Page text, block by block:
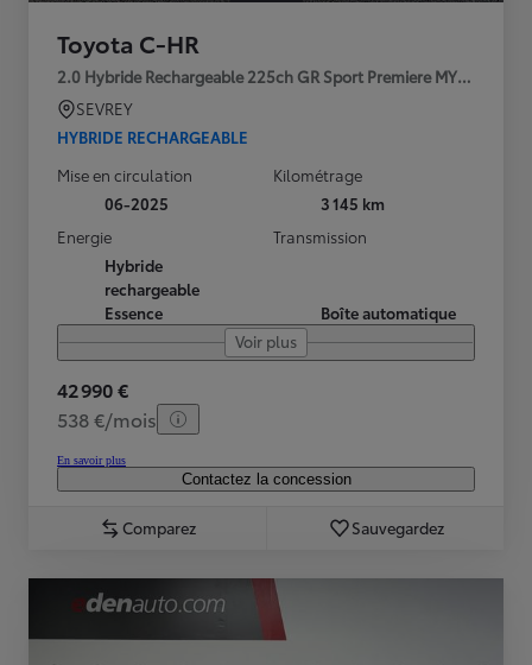
Toyota C-HR
2.0 Hybride Rechargeable 225ch GR Sport Premiere MY25
SEVREY
HYBRIDE RECHARGEABLE
Mise en circulation
06-2025
Kilométrage
3 145 km
Energie
Hybride
rechargeable
Essence
Transmission
Boîte automatique
Voir plus
42 990 €
538 €/mois
En savoir plus
Contactez la concession
Comparez Sauvegardez